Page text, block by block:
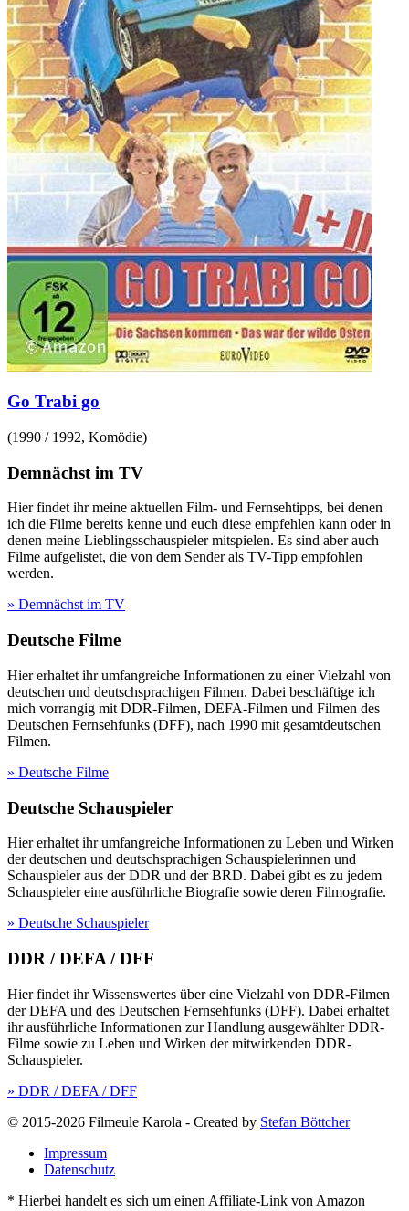
Go Trabi go
(1990 / 1992, Komödie)
Demnächst im TV
Hier findet ihr meine aktuellen Film- und Fernsehtipps, bei denen
ich die Filme bereits kenne und euch diese empfehlen kann oder in
denen meine Lieblingsschauspieler mitspielen. Es sind aber auch
Filme aufgelistet, die von dem Sender als TV-Tipp empfohlen
werden.
» Demnächst im TV
Deutsche Filme
Hier erhaltet ihr umfangreiche Informationen zu einer Vielzahl von
deutschen und deutschsprachigen Filmen. Dabei beschäftige ich
mich vorrangig mit DDR-Filmen, DEFA-Filmen und Filmen des
Deutschen Fernsehfunks (DFF), nach 1990 mit gesamtdeutschen
Filmen.
» Deutsche Filme
Deutsche Schauspieler
Hier erhaltet ihr umfangreiche Informationen zu Leben und Wirken
der deutschen und deutschsprachigen Schauspielerinnen und
Schauspieler aus der DDR und der BRD. Dabei gibt es zu jedem
Schauspieler eine ausführliche Biografie sowie deren Filmografie.
» Deutsche Schauspieler
DDR / DEFA / DFF
Hier findet ihr Wissenswertes über eine Vielzahl von DDR-Filmen
der DEFA und des Deutschen Fernsehfunks (DFF). Dabei erhaltet
ihr ausführliche Informationen zur Handlung ausgewählter DDR-
Filme sowie zu Leben und Wirken der mitwirkenden DDR-
Schauspieler.
» DDR / DEFA / DFF
© 2015-2026 Filmeule Karola - Created by Stefan Böttcher
Impressum
Datenschutz
* Hierbei handelt es sich um einen Affiliate-Link von Amazon